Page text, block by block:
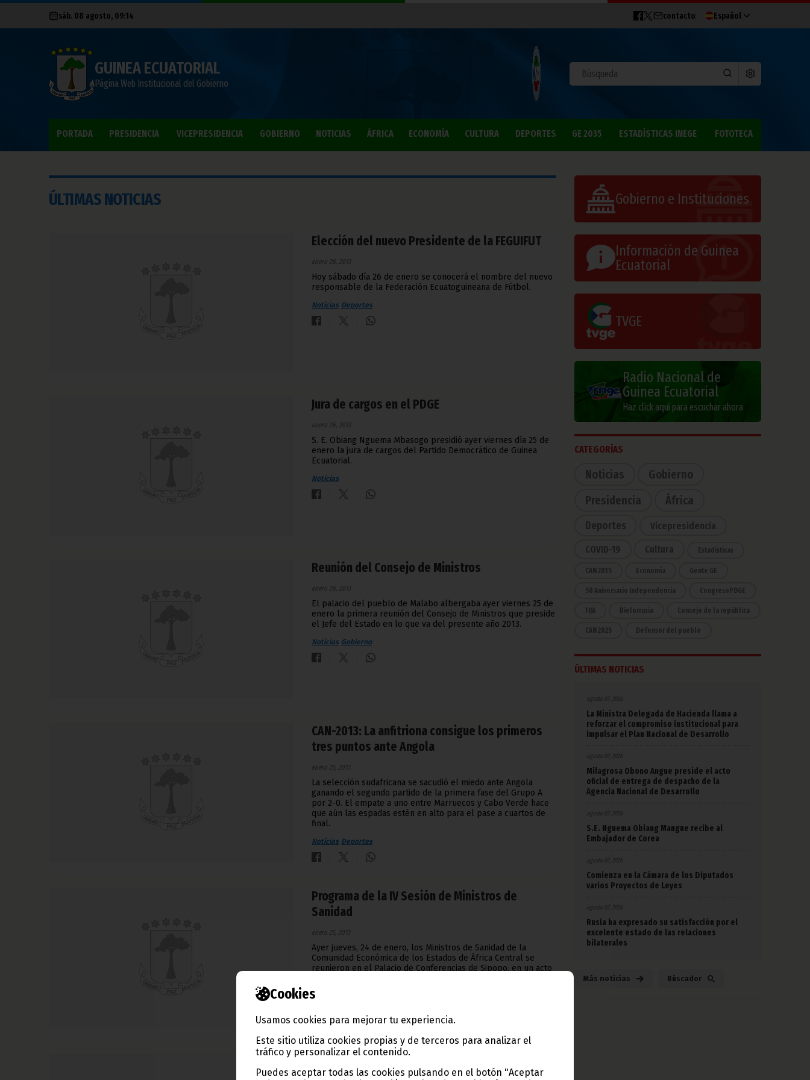
Cookies
Usamos cookies para mejorar tu experiencia.
Este sitio utiliza cookies propias y de terceros para analizar el
tráfico y personalizar el contenido.
Puedes aceptar todas las cookies pulsando en el botón "Aceptar
sáb. 08 agosto, 09:14 contacto Español
GUINEA ECUATORIAL
Página Web Institucional del Gobierno
PORTADA PRESIDENCIA VICEPRESIDENCIA GOBIERNO NOTICIAS ÁFRICA ECONOMÍA CULTURA DEPORTES GE 2035 ESTADÍSTICAS INEGE FOTOTECA
ÚLTIMAS NOTICIAS
Elección del nuevo Presidente de la FEGUIFUT
enero 26, 2013
Hoy sábado día 26 de enero se conocerá el nombre del nuevo
responsable de la Federación Ecuatoguineana de Fútbol.
Noticias Deportes
Jura de cargos en el PDGE
enero 26, 2013
S. E. Obiang Nguema Mbasogo presidió ayer viernes día 25 de
enero la jura de cargos del Partido Democrático de Guinea
Ecuatorial.
Noticias
Reunión del Consejo de Ministros
enero 26, 2013
El palacio del pueblo de Malabo albergaba ayer viernes 25 de
enero la primera reunión del Consejo de Ministros que preside
el Jefe del Estado en lo que va del presente año 2013.
Noticias Gobierno
CAN-2013: La anfitriona consigue los primeros
tres puntos ante Angola
enero 25, 2013
La selección sudafricana se sacudió el miedo ante Angola
ganando el segundo partido de la primera fase del Grupo A
por 2-0. El empate a uno entre Marruecos y Cabo Verde hace
que aún las espadas estén en alto para el pase a cuartos de
final.
Noticias Deportes
Programa de la IV Sesión de Ministros de
Sanidad
enero 25, 2013
Ayer jueves, 24 de enero, los Ministros de Sanidad de la
Comunidad Económica de los Estados de África Central se
reunieron en el Palacio de Conferencias de Sipopo, en un acto
Ignacio Milam Tang.
Gobierno e Instituciones
Información de Guinea
Ecuatorial
TVGE
Radio Nacional de
Guinea Ecuatorial
Haz click aquí para escuchar ahora
CATEGORÍAS
Noticias
Gobierno
Presidencia
África
Deportes Vicepresidencia
COVID-19 Cultura Estadísticas
CAN 2015 Economía Gente GE
50 Aniversario Independencia CongresoPDGE
FIJA Bielorrusia Consejo de la república
CAN 2025 Defensor del pueblo
ÚLTIMAS NOTICIAS
agosto 07, 2026
La Ministra Delegada de Hacienda llama a
reforzar el compromiso institucional para
impulsar el Plan Nacional de Desarrollo
agosto 07, 2026
Milagrosa Obono Angue preside el acto
oficial de entrega de despacho de la
Agencia Nacional de Desarrollo
agosto 07, 2026
S.E. Nguema Obiang Mangue recibe al
Embajador de Corea
agosto 07, 2026
Comienza en la Cámara de los Diputados
varios Proyectos de Leyes
agosto 07, 2026
Rusia ha expresado su satisfacción por el
excelente estado de las relaciones
bilaterales
Más noticias Búscador